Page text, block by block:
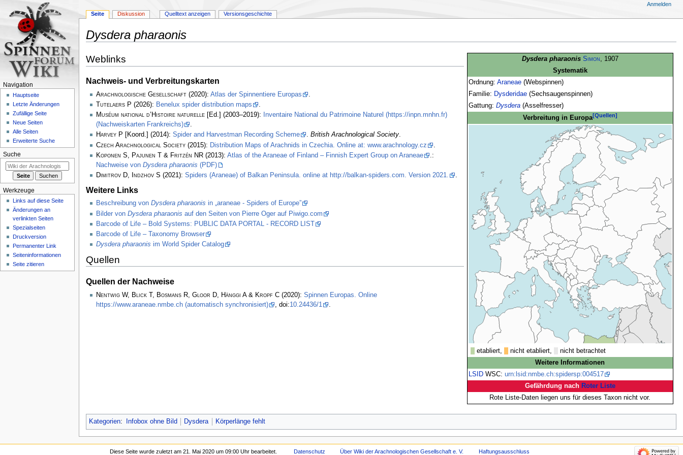
Dysdera pharaonis
Navigation
Suche
Dysdera pharaonis Simon, 1907
Systematik
Ordnung: Araneae(Webspinnen)
Familie: Dysderidae(Sechsaugenspinnen)
Gattung: Dysdera(Asselfresser)
Verbreitung in Europa[Quellen]
etabliert, nicht etabliert,
nicht betrachtet
Weitere Informationen
LSIDWSC: urn:lsid:nmbe.ch:spidersp:004517
Gefährdung nach Roter Liste
Rote Liste-Daten liegen uns für dieses Taxon nicht vor.
Weblinks
Nachweis- und Verbreitungskarten
Arachnologische Gesellschaft(2020): Atlas der Spinnentiere Europas
Tutelaers P (2026): Benelux spider distribution maps
.
Muséum national d’Histoire naturelle[Ed.] (2003–2019):
Inventaire National du Patrimoine Naturel (https://inpn.mnhn.fr)
(Nachweiskarten Frankreichs)
.
Harvey P [Koord.] (2014): Spider and Harvestman Recording Scheme . British Arachnological Society.
Czech Arachnological Society(2015): Distribution Maps of Arachnids in Czechia. Online at: www.arachnology.cz
Koponen S, Pajunen T & Fritzén NR(2013): Atlas of the Araneae of Finland – Finnish Expert Group on Araneae
.:
Nachweise von Dysdera pharaonis (PDF)
Dimitrov D, Indzhov S (2021): Spiders (Araneae) of Balkan Peninsula. online at http://balkan-spiders.com. Version 2021. .
Weitere Links
Beschreibung von Dysdera pharaonis in „araneae - Spiders of Europe”
Bilder von Dysdera pharaonis auf den Seiten von Pierre Oger auf Piwigo.com
Barcode of Life – Bold Systems: PUBLIC DATA PORTAL - RECORD LIST
Barcode of Life – Taxonomy Browser
Dysdera pharaonis im World Spider Catalog
Quellen
Quellen der Nachweise
Nentwig W, Blick T, Bosmans R, Gloor D, Hänggi A & Kropf C(2020): Spinnen Europas. Online
https://www.araneae.nmbe.ch (automatisch synchronisiert)
, doi:10.24436/1
Kategorien: Infobox ohne Bild Dysdera Körperlänge fehlt
Seite Diskussion Quelltext anzeigen Versionsgeschichte
Anmelden
Navigation
Hauptseite
Letzte Änderungen
Zufällige Seite
Neue Seiten
Alle Seiten
Erweiterte Suche
Suche
Werkzeuge
Links auf diese Seite
Änderungen an
verlinkten Seiten
Spezialseiten
Druckversion
Permanenter Link
Seiten­­informationen
Seite zitieren
Diese Seite wurde zuletzt am 21. Mai 2020 um 09:00 Uhr bearbeitet. Datenschutz Über Wiki der Arachnologischen Gesellschaft e. V. Haftungsausschluss